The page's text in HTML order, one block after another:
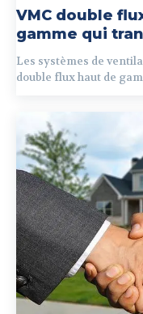
VMC double
gamme qui
Les systèmes de
double flux haut de